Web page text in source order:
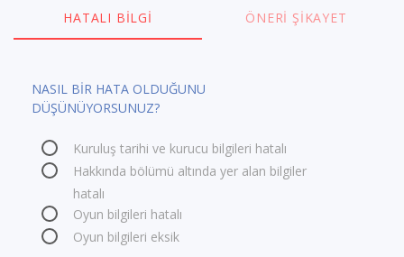
HATALI BILGI ÖNERI ŞIKAYET
NASIL BİR HATA OLDUĞUNU
DÜŞÜNÜYORSUNUZ?
Kuruluş tarihi ve kurucu bilgileri hatalı
Hakkında bölümü altında yer alan bilgiler
hatalı
Oyun bilgileri hatalı
Oyun bilgileri eksik